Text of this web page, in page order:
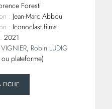
Foresti
: Jean-Marc Abbou
: Iconoclast films
2021
, Robin LUDIG
ou plateforme)
FICHE